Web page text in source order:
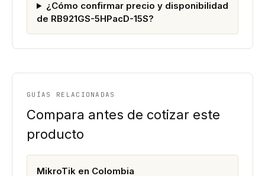
¿Cómo confirmar precio y disponibilidad
de RB921GS-5HPacD-15S?
GUÍAS RELACIONADAS
Compara antes de cotizar este
producto
MikroTik en Colombia